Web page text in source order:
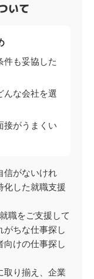
いて
件も妥協した
んな会社を選
接がうまくい
信がないけれ
化した就職支援
職をご支援して
がちな仕事探し
向けの仕事探し
取り揃え、企業